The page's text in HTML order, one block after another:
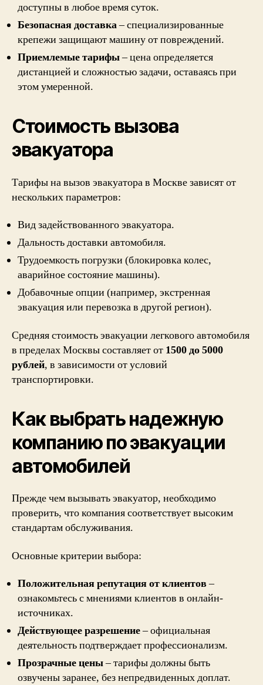
доступны в любое время суток.
Безопасная доставка– специализированные
крепежи защищают машину от повреждений.
Приемлемые тарифы– цена определяется
дистанцией и сложностью задачи, оставаясь при
этом умеренной.
Стоимость вызова
эвакуатора
Тарифы на вызов эвакуатора в Москве зависят от
нескольких параметров:
Вид задействованного эвакуатора.
Дальность доставки автомобиля.
Трудоемкость погрузки (блокировка колес,
аварийное состояние машины).
Добавочные опции (например, экстренная
эвакуация или перевозка в другой регион).
Средняя стоимость эвакуации легкового автомобиля
в пределах Москвы составляет от 1500 до 5000
рублей, в зависимости от условий
транспортировки.
Как выбрать надежную
компанию по эвакуации
автомобилей
Прежде чем вызывать эвакуатор, необходимо
проверить, что компания соответствует высоким
стандартам обслуживания.
Основные критерии выбора:
Положительная репутация от клиентов–
ознакомьтесь с мнениями клиентов в онлайн-
источниках.
Действующее разрешение– официальная
деятельность подтверждает профессионализм.
Прозрачные цены– тарифы должны быть
озвучены заранее, без непредвиденных доплат.